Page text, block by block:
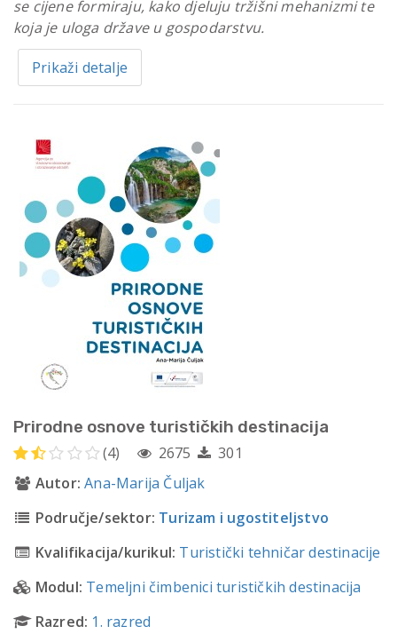
se cijene formiraju, kako djeluju tržišni mehanizmi te
koja je uloga države u gospodarstvu.
Prikaži detalje
Prirodne osnove turističkih destinacija
(4) 2675
301
Autor: Ana-Marija Čuljak
Područje/sektor: Turizam i ugostiteljstvo
Kvalifikacija/kurikul: Turistički tehničar destinacije
Modul: Temeljni čimbenici turističkih destinacija
Razred: 1. razred